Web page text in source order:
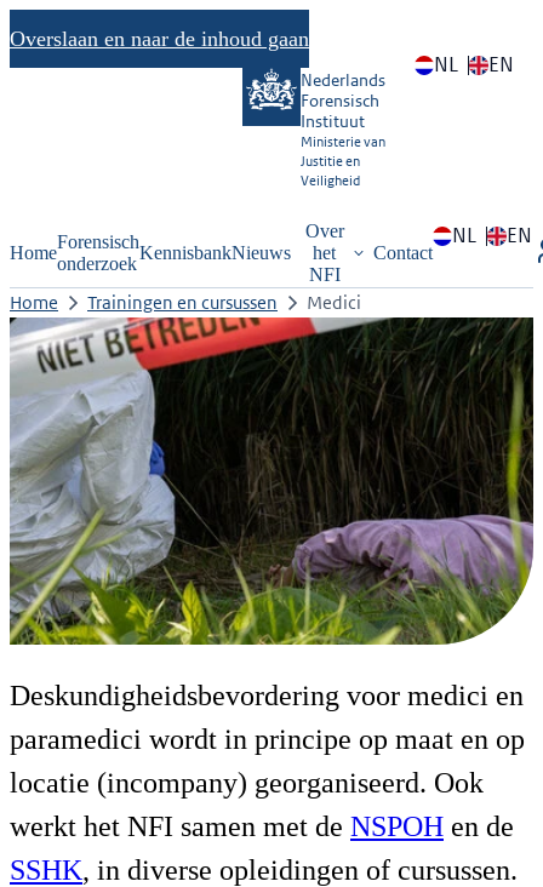
Overslaan en naar de inhoud gaan
NL EN
Nederlands
Forensisch
Instituut
Ministerie van
Justitie en
Veiligheid
Home
Forensisch
onderzoek
KennisbankNieuws
Over
het
NFI
Contact
NL EN
Home Trainingen en cursussen Medici
Deskundigheidsbevordering voor de
medici en paramedici
Deskundigheidsbevordering voor medici en
paramedici wordt in principe op maat en op
locatie (incompany) georganiseerd. Ook
werkt het NFI samen met de NSPOH en de
SSHK, in diverse opleidingen of cursussen.